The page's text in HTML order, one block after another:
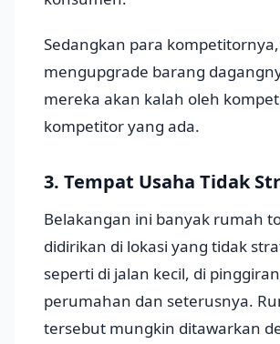
Sedangkan para
mengupgrade barang
mereka akan kalah oleh
kompetitor yang ada.
3. Tempat Usaha Tidak
Belakangan ini banyak rumah
didirikan di lokasi yang tidak
seperti di jalan kecil, di pinggiran
perumahan dan seterusnya.
tersebut mungkin ditawarkan